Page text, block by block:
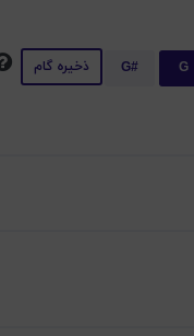
G
G# ذخیره گام